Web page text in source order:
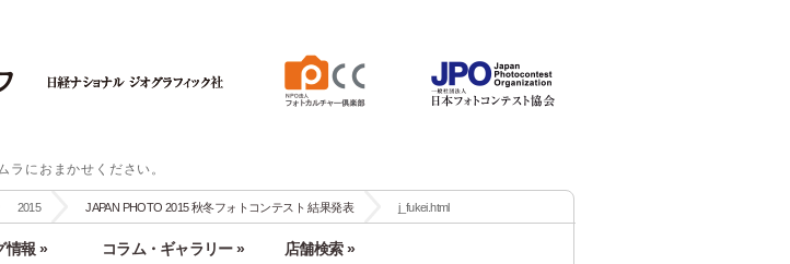
におまかせください。
2015 JAPAN PHOTO 2015 秋冬フォトコンテスト 結果発表 j_fukei.html
情報 » コラム・ギャラリー » 店舗検索 »